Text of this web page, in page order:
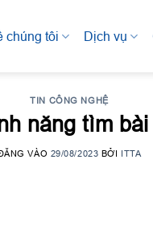
chúng tôi Dịch vụ
TIN CÔNG NGHỆ
năng tìm
VÀO 29/08/2023 BỞI ITTA